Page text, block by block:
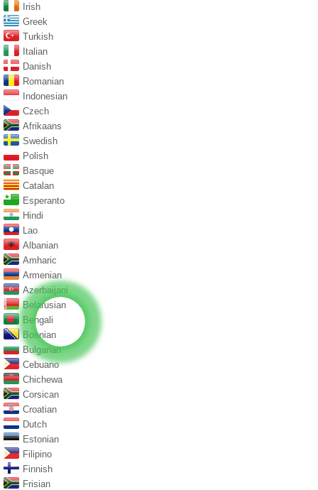
Irish
Greek
Turkish
Italian
Danish
Romanian
Indonesian
Czech
Afrikaans
Swedish
Polish
Basque
Catalan
Esperanto
Hindi
Lao
Albanian
Amharic
Armenian
Azerbaijani
Belarusian
Bengali
Bosnian
Bulgarian
Cebuano
Chichewa
Corsican
Croatian
Dutch
Estonian
Filipino
Finnish
Frisian